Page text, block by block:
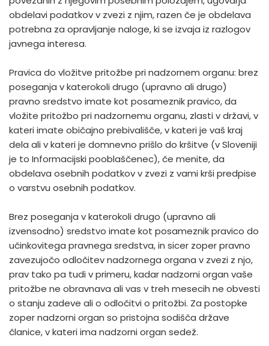
obdelavi podatkov v zvezi z njim, razen če je obdelava
potrebna za opravljanje naloge, ki se izvaja iz razlogov
javnega interesa.
Pravica do vložitve pritožbe pri nadzornem organu: brez
poseganja v katerokoli drugo (upravno ali drugo)
pravno sredstvo imate kot posameznik pravico, da
vložite pritožbo pri nadzornemu organu, zlasti v državi, v
kateri imate običajno prebivališče, v kateri je vaš kraj
dela ali v kateri je domnevno prišlo do kršitve (v Sloveniji
je to Informacijski pooblaščenec), če menite, da
obdelava osebnih podatkov v zvezi z vami krši predpise
o varstvu osebnih podatkov.
Brez poseganja v katerokoli drugo (upravno ali
izvensodno) sredstvo imate kot posameznik pravico do
učinkovitega pravnega sredstva, in sicer zoper pravno
zavezujočo odločitev nadzornega organa v zvezi z njo,
prav tako pa tudi v primeru, kadar nadzorni organ vaše
pritožbe ne obravnava ali vas v treh mesecih ne obvesti
o stanju zadeve ali o odločitvi o pritožbi. Za postopke
zoper nadzorni organ so pristojna sodišča države
članice, v kateri ima nadzorni organ sedež.